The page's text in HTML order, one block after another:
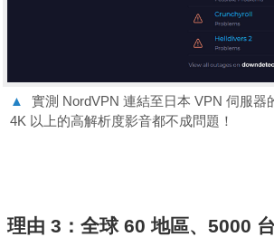
▲
實測 NordVPN 連結至日本 VPN 伺服器
4K 以上的高解析度影音都不成問題！
理由 3：全球 60 地區、5000